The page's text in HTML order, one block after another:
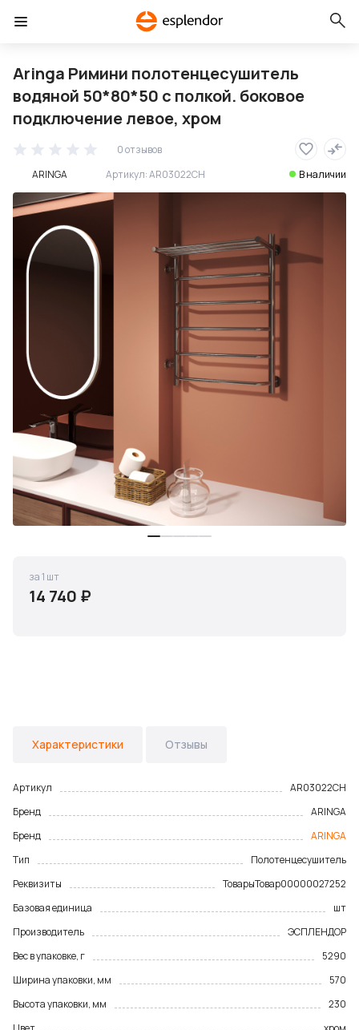
Aringa Римини полотенцесушитель
водяной 50*80*50 с полкой. боковое
подключение левое, хром
0 отзывов
ARINGA
Артикул:AR03022CH В наличии
14 740 ₽
за 1 шт
Характеристики Отзывы
Артикул
AR03022CH
Бренд
ARINGA
Бренд
ARINGA
Тип
Полотенцесушитель
Реквизиты
ТоварыТовар00000027252
Базовая единица
шт
Производитель
ЭСПЛЕНДОР
Вес в упаковке, г
5290
Ширина упаковки, мм
570
Высота упаковки, мм
230